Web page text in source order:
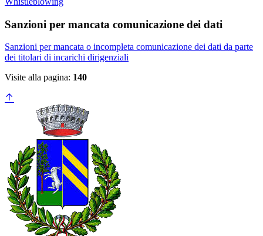
Sanzioni per mancata comunicazione dei dati
Sanzioni per mancata o incompleta comunicazione dei dati da parte
dei titolari di incarichi dirigenziali
Visite alla pagina: 140